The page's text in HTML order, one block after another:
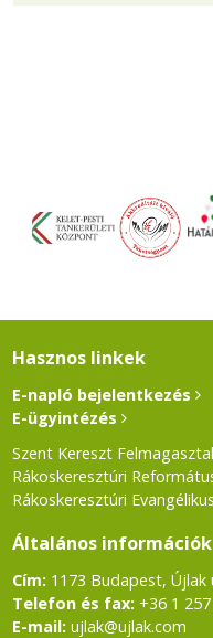
Hasznos linkek
E-napló bejelentkezés
E-ügyintézés
Szent Kereszt
Rákoskeresztúri
Rákoskeresztúri
Általános információk
Cím: 1173 Budapest, Újlak
Telefon és fax: +36 1
E-mail: ujlak@ujlak.com